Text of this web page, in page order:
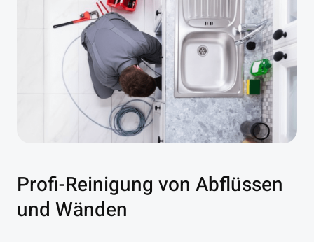
Profi-Reinigung von Abflüssen
und Wänden